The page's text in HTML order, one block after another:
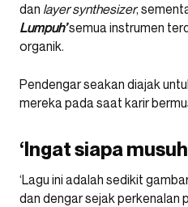
dan layer synthesizer,
Lumpuh’semua instrumen
organik.
Pendengar seakan diajak
mereka pada saat karir
‘Ingat siapa
‘Lagu ini adalah sedikit
dan dengar sejak perkenalan